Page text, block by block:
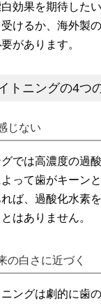
効果を期待した
けるか、海外製
があります。
トニングの4つ
じない
では高濃度の過
って歯がキーン
ば、過酸化水素
はありません。
の白さに近づく
ングは劇的に歯